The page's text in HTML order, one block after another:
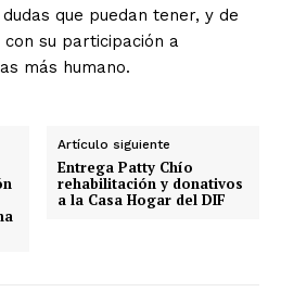
que puedan tener, y de
su participación a
más humano.
Artículo siguiente
Entrega Patty Chío
rehabilitación y donativos
a la Casa Hogar del DIF